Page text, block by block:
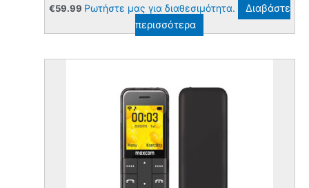
€59.99 Ρωτήστε μας για διαθεσιμότητα.
Διαβάστε
περισσότερα